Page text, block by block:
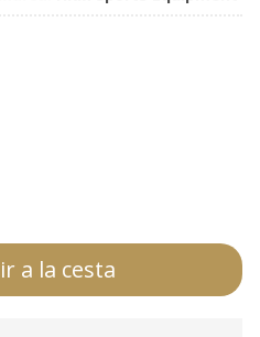
a la cesta